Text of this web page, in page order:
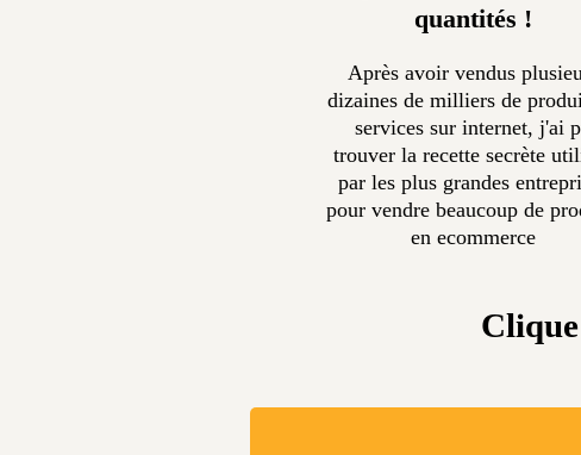
quantités !
Après avoir vendus
dizaines de milliers de
services sur internet, j'ai
trouver la recette secrète
par les plus grandes
pour vendre beaucoup de
en ecommerce